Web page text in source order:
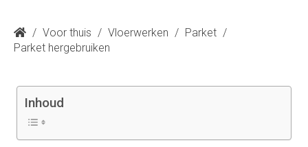
/ Voor thuis / Vloerwerken / Parket /
Parket hergebruiken
Inhoud